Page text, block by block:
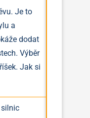
Je to
a
dodat
Výběr
Jak si